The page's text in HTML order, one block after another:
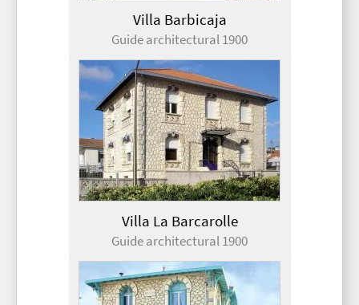
Villa Barbicaja
Guide architectural 1900
Villa La Barcarolle
Guide architectural 1900